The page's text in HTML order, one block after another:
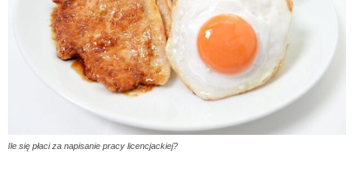
Ile się płaci za napisanie pracy licencjackiej?